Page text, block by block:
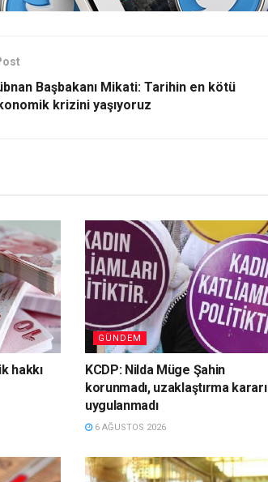
Başbakanı Mikati: Tarihin en kötü
krizini yaşıyoruz
hakkı
GÜNDEM
KCDP: Nilda Müge Şahin
korunmadı, uzaklaştırma kararı
uygulanmadı
6 AĞUSTOS 2026